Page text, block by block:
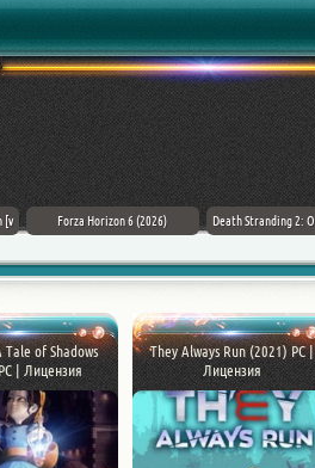
Horizon 6 (2026) Death Stranding 2: On The Beach
Tale of Shadows
| Лицензия
They Always Run (2021) PC |
Лицензия